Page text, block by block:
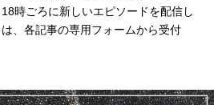
時ごろに新しいエピソードを配信し
、各記事の専用フォームから受付